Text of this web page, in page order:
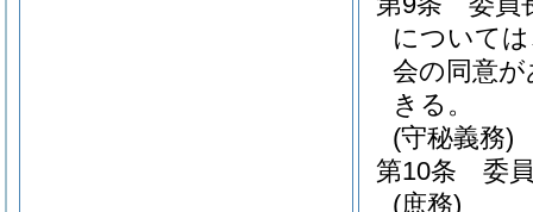
について
会の同意
きる。
(守秘義務)
第10条
委
(庶務)